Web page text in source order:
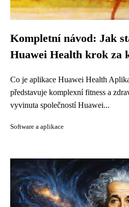
Kompletní návod: Jak
Huawei Health krok za
Co je aplikace Huawei Health
představuje komplexní fitness a
vyvinuta společností Huawei...
Software a aplikace